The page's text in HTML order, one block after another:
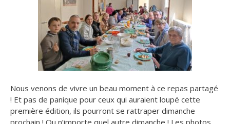
Nous venons de vivre un beau moment à ce repas partagé
! Et pas de panique pour ceux qui auraient loupé cette
première édition, ils pourront se rattraper dimanche
prochain ! Ou n’importe quel autre dimanche ! Les photos…